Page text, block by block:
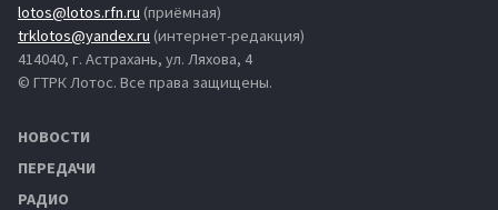
lotos@lotos.rfn.ru (приёмная)
trklotos@yandex.ru (интернет-редакция)
414040, г. Астрахань, ул. Ляхова, 4
© ГТРК Лотос. Все права защищены.
НОВОСТИ
ПЕРЕДАЧИ
РАДИО